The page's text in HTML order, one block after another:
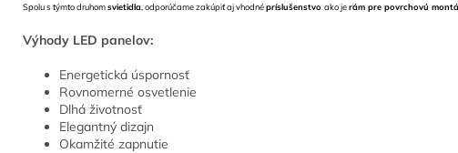
Spolu s týmto druhomsvietidla , odporúčame zakúpiť aj vhodnépríslušenstvo ako jerám pre povrchovú
Výhody LED panelov:
Energetická úspornosť
Rovnomerné osvetlenie
Dlhá životnosť
Elegantný dizajn
Okamžité zapnutie